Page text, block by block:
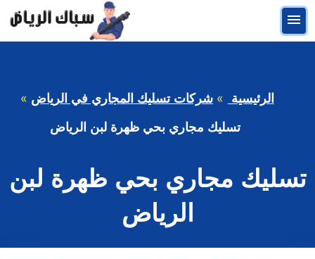
التجاوز
إلى القائمة
الرئيسية شركات تسليك المجاري في الرياض
تسليك مجاري بحي ظهرة لبن الرياض
تسليك مجاري بحي ظهرة لبن
الرياض